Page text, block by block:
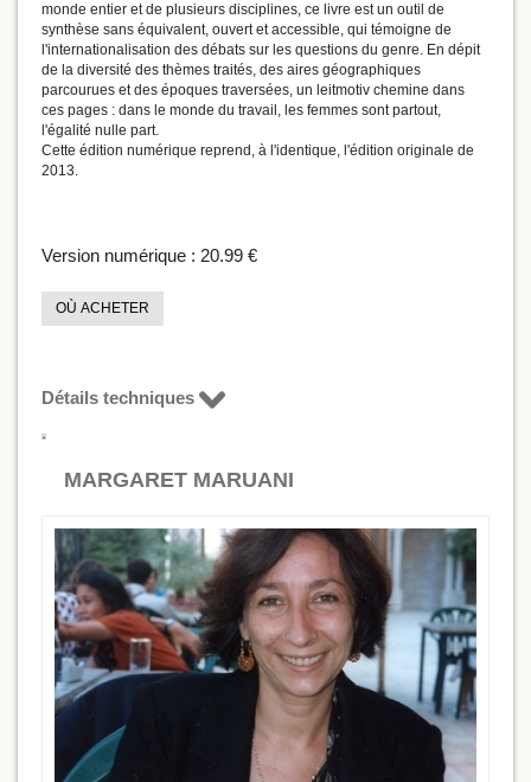
monde entier et de plusieurs disciplines, ce livre est un outil de
synthèse sans équivalent, ouvert et accessible, qui témoigne de
l'internationalisation des débats sur les questions du genre. En dépit
de la diversité des thèmes traités, des aires géographiques
parcourues et des époques traversées, un leitmotiv chemine dans
ces pages : dans le monde du travail, les femmes sont partout,
l'égalité nulle part.
Cette édition numérique reprend, à l'identique, l'édition originale de
2013.
Version numérique : 20.99 €
OÙ ACHETER
Détails techniques
MARGARET MARUANI